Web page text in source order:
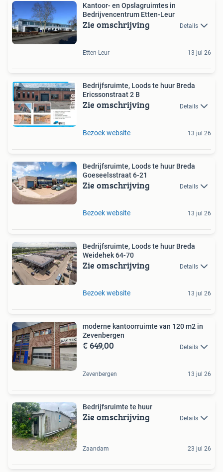
Kantoor- en Opslagruimtes in
Bedrijvencentrum Etten-Leur
Zie omschrijving Details
Etten-Leur 13 jul 26
Bedrijfsruimte, Loods te huur Breda
Ericssonstraat 2 B
Zie omschrijving Details
Bezoek website 13 jul 26
Bedrijfsruimte, Loods te huur Breda
Goeseelsstraat 6-21
Zie omschrijving Details
Bezoek website 13 jul 26
Bedrijfsruimte, Loods te huur Breda
Weidehek 64-70
Zie omschrijving Details
Bezoek website 13 jul 26
moderne kantoorruimte van 120 m2 in
Zevenbergen
€ 649,00 Details
Zevenbergen 13 jul 26
Bedrijfsruimte te huur
Zie omschrijving Details
Zaandam 23 jul 26